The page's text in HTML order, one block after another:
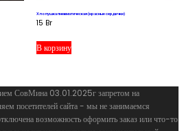
Хлопушка пневматическая (красные сердечки)
15 Br
В корзину
СовМина 03.01.2025г запретом на
посетителей сайта - мы не занимаемся
возможность оформить заказ или что-то